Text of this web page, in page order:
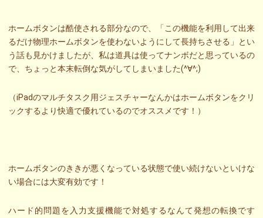
ホームボタンは酷使される部分なので、「この機能を利用して出来
るだけ物理ホームボタンを使わないようにして長持ちさせる」とい
う話も見かけましたが、私は道具は使ってナンボだと思っているの
で、ちょっと本末転倒な気がしてしまいました(^∀^;)
（iPadのマルチタスク用ジェスチャーなんかはホームボタンをクリ
ックするより快適で優れているのでオススメです！）
ホームボタンのききが悪くなっている状態で使い続けないといけな
い場合には大変有効です！
ハード的問題を入力支援機能で対処するなんて発想の転換です